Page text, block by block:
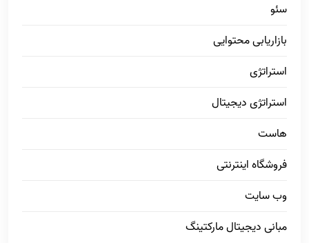
سئو
بازاریابی محتوایی
استراتژی
استراتژی دیجیتال
هاست
فروشگاه اینترنتی
وب سایت
مبانی دیجیتال مارکتینگ